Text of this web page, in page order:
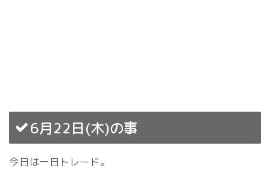
6月22日(木)の事
今日は一日トレード。